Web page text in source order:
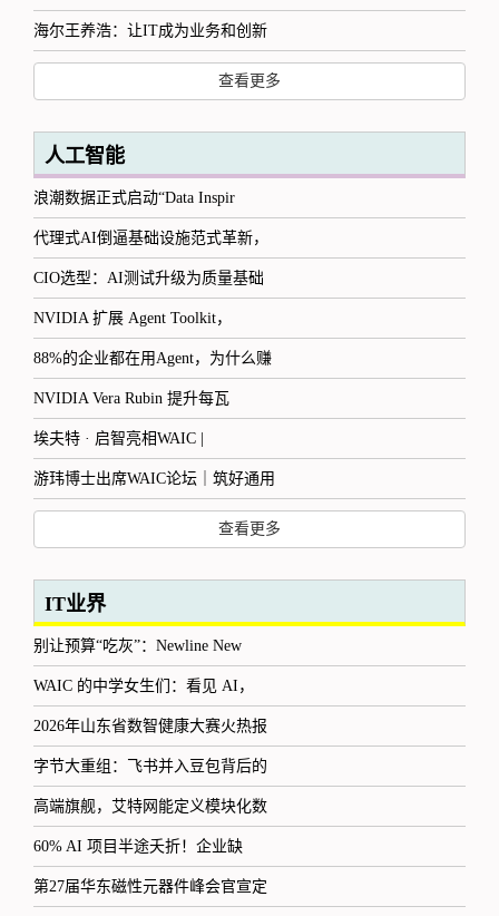
海尔王养浩：让IT成为业务和创新
查看更多
人工智能
浪潮数据正式启动“Data Inspir
代理式AI倒逼基础设施范式革新，
CIO选型：AI测试升级为质量基础
NVIDIA 扩展 Agent Toolkit，
88%的企业都在用Agent，为什么赚
NVIDIA Vera Rubin 提升每瓦
埃夫特 · 启智亮相WAIC |
游玮博士出席WAIC论坛｜筑好通用
查看更多
IT业界
别让预算“吃灰”：Newline New
WAIC 的中学女生们：看见 AI，
2026年山东省数智健康大赛火热报
字节大重组：飞书并入豆包背后的
高端旗舰，艾特网能定义模块化数
60% AI 项目半途夭折！企业缺
第27届华东磁性元器件峰会官宣定